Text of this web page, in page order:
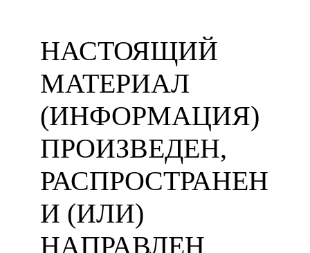
НАСТОЯЩИЙ
МАТЕРИАЛ
(ИНФОРМАЦИЯ)
ПРОИЗВЕДЕН,
РАСПРОСТРАНЕН
И (ИЛИ)
НАПРАВЛЕН